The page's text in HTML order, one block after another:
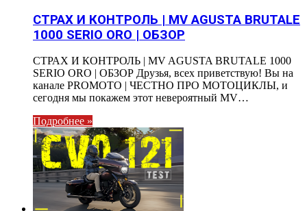
СТРАХ И КОНТРОЛЬ | MV AGUSTA BRUTALE
1000 SERIO ORO | ОБЗОР
СТРАХ И КОНТРОЛЬ | MV AGUSTA BRUTALE 1000
SERIO ORO | ОБЗОР Друзья, всех приветствую! Вы на
канале PROMOTO | ЧЕСТНО ПРО МОТОЦИКЛЫ, и
сегодня мы покажем этот невероятный MV…
Подробнее »